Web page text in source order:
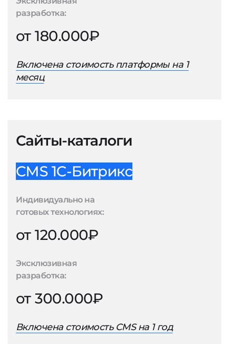
разработка:
от 180.000₽
Включена стоимость платформы на 1
месяц
Сайты-каталоги
CMS 1С-Битрикс
Индивидуально на
готовых технологиях:
от 120.000₽
Эксклюзивная
разработка:
от 300.000₽
Включена стоимость CMS на 1 год